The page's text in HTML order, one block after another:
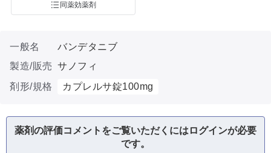
同薬効薬剤
一般名
バンデタニブ
製造/販売 サノフィ
剤形/規格
カプレルサ錠100mg
薬剤の評価コメントをご覧いただくにはログインが必要
です。